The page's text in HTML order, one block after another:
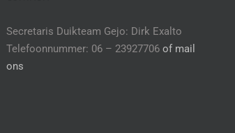
Secretaris Duikteam Gejo: Dirk Exalto
Telefoonnummer: 06 – 23927706 of mail
ons